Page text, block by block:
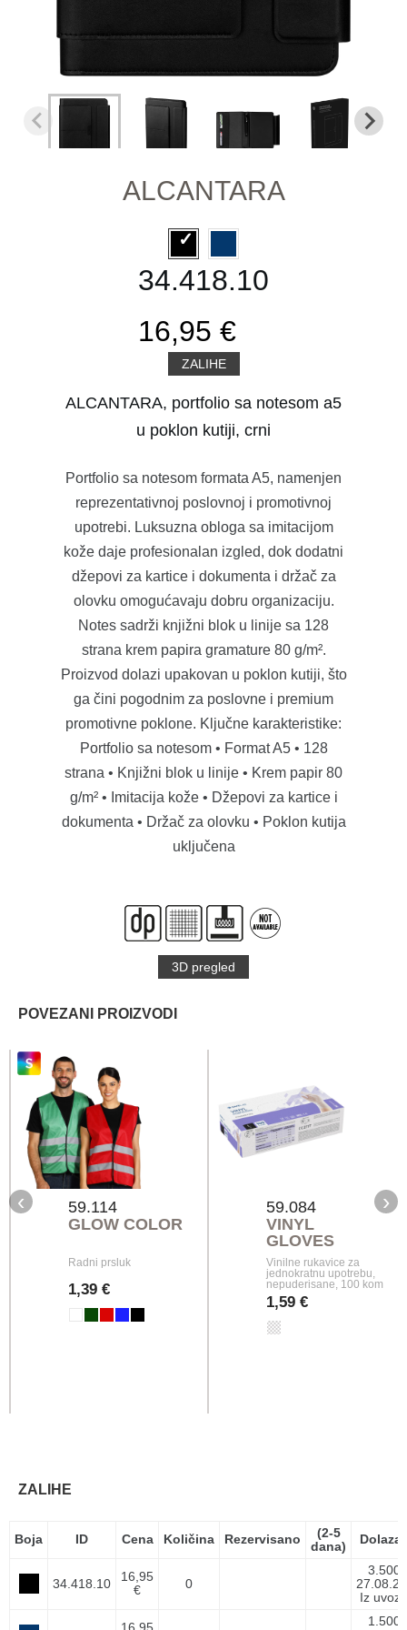
ALCANTARA
34.418.10
16,95 €
ZALIHE
ALCANTARA, portfolio sa notesom a5
u poklon kutiji, crni
Portfolio sa notesom formata A5, namenjen
reprezentativnoj poslovnoj i promotivnoj
upotrebi. Luksuzna obloga sa imitacijom
kože daje profesionalan izgled, dok dodatni
džepovi za kartice i dokumenta i držač za
olovku omogućavaju dobru organizaciju.
Notes sadrži knjižni blok u linije sa 128
strana krem papira gramature 80 g/m².
Proizvod dolazi upakovan u poklon kutiji, što
ga čini pogodnim za poslovne i premium
promotivne poklone. Ključne karakteristike:
Portfolio sa notesom • Format A5 • 128
strana • Knjižni blok u linije • Krem papir 80
g/m² • Imitacija kože • Džepovi za kartice i
dokumenta • Držač za olovku • Poklon kutija
uključena
3D pregled
POVEZANI PROIZVODI
59.114
GLOW COLOR
Radni prsluk
1,39 €
59.084
VINYL
GLOVES
Vinilne rukavice za
jednokratnu upotrebu,
nepuderisane, 100 kom
1,59 €
‹ ›
ZALIHE
Boja ID Cena Količina Rezervisano
(2-5
dana)
34.418.10
16,95
€
0
3.500
Iz uvoza
1.500